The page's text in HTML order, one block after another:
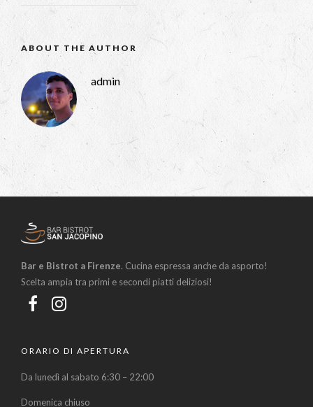
ABOUT THE AUTHOR
admin
Bar e Bistrot a Firenze. Cucina espressa anche da asporto!
Scelta ampia tra primi e secondi piatti deliziosi!
ORARIO DI APERTURA
Da lunedì al sabato 6:30 – 22:00
Domenica chiuso